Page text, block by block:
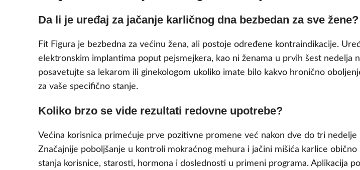
Da li je uređaj za jačanje karličnog dna bezbedan za sve žene?
Fit Figura je bezbedna za većinu žena, ali postoje određene kontraindikacije.
elektronskim implantima poput pejsmejkera, kao ni ženama u prvih šest nedelja
posavetujte sa lekarom ili ginekologom ukoliko imate bilo kakvo hronično
za vaše specifično stanje.
Koliko brzo se vide rezultati redovne upotrebe?
Većina korisnica primećuje prve pozitivne promene već nakon dve do tri
Značajnije poboljšanje u kontroli mokraćnog mehura i jačini mišića karlice
stanja korisnice, starosti, hormona i doslednosti u primeni programa. Aplikacija